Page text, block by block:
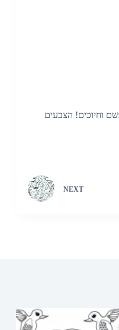
וחיוכים! הצבעים
NEXT